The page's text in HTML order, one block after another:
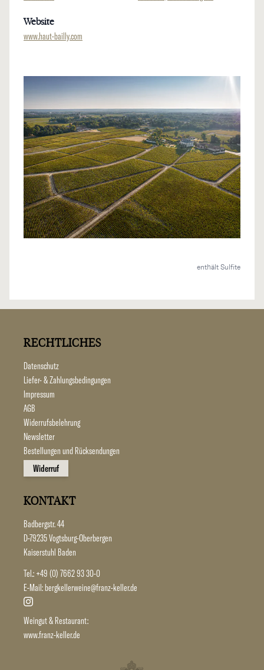
Website
www.haut-bailly.com
enthält Sulfite
RECHTLICHES
Datenschutz
Liefer- & Zahlungsbedingungen
Impressum
AGB
Widerrufsbelehrung
Newsletter
Bestellungen und Rücksendungen
Widerruf
KONTAKT
Badbergstr. 44
D-79235 Vogtsburg-Oberbergen
Kaiserstuhl Baden
Tel.: +49 (0) 7662 93 30-0
E-Mail:bergkellerweine@franz-keller.de
Weingut & Restaurant:
www.franz-keller.de